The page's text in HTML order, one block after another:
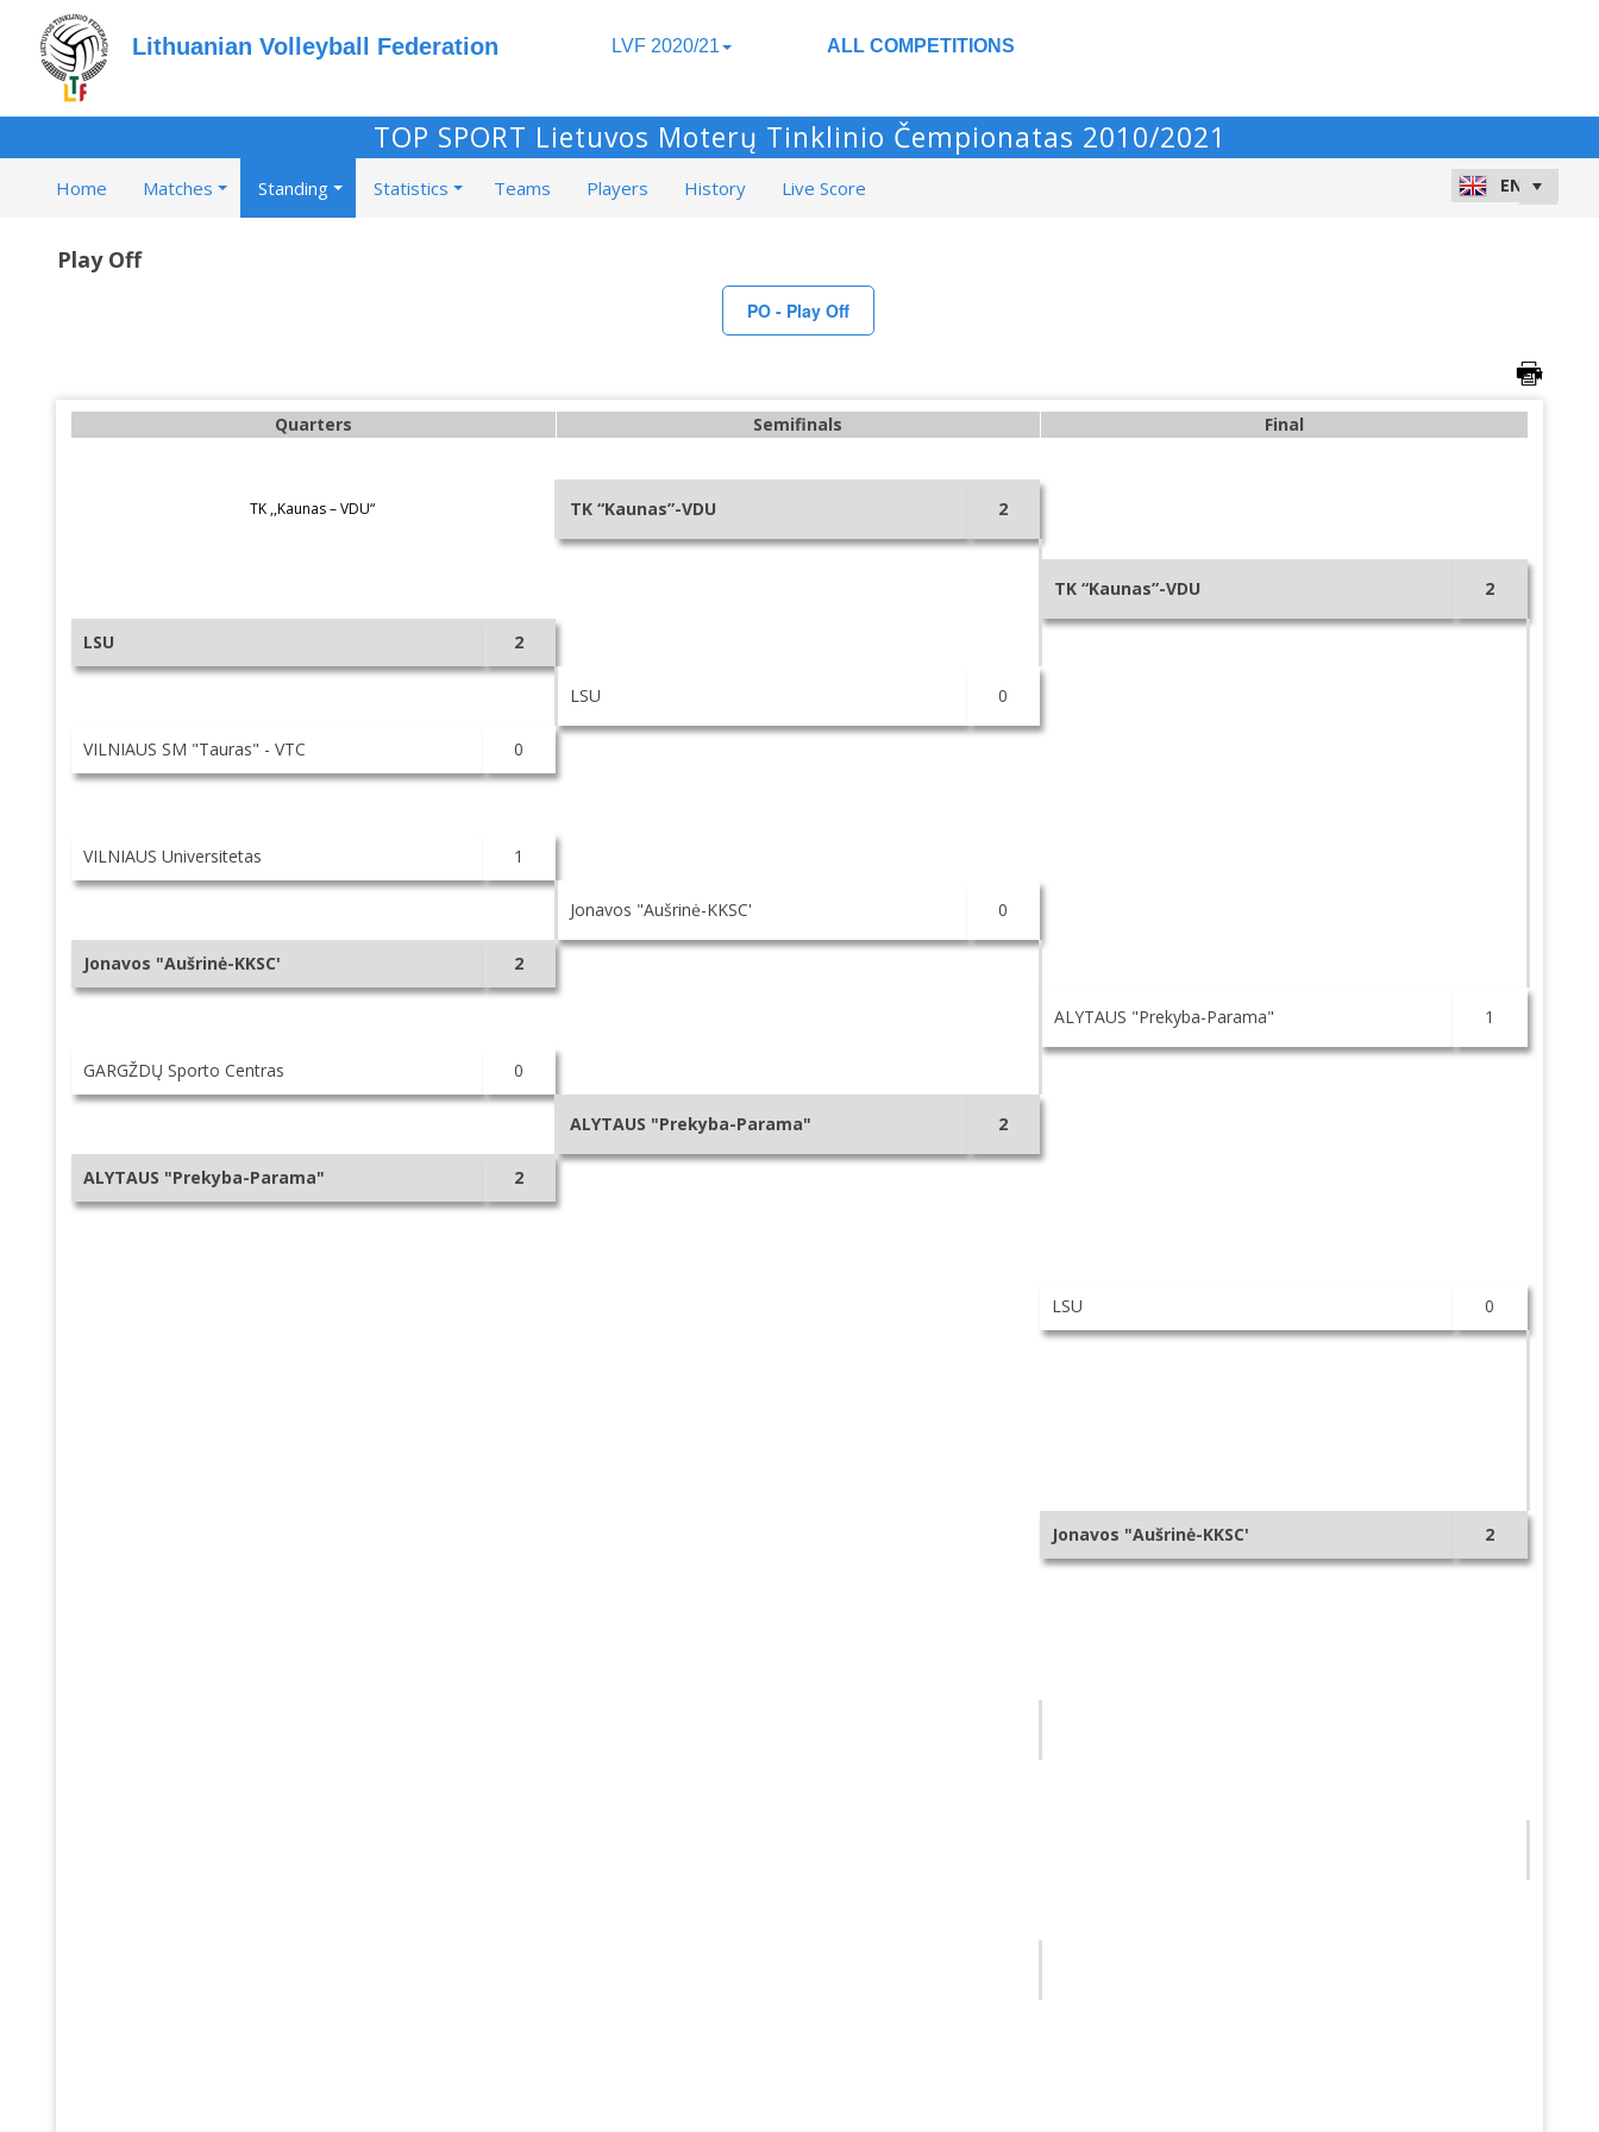
Lithuanian Volleyball Federation LVF 2020/21 ALL COMPETITIONS
TOP SPORT Lietuvos Moterų Tinklinio Čempionatas 2010/2021
Home Matches Standing Statistics Teams Players History Live Score
Play Off
PO - Play Off
Quarters Semifinals Final
TK ,,Kaunas – VDU“ TK “Kaunas”-VDU 2
TK “Kaunas”-VDU 2
LSU 2
LSU 0
VILNIAUS SM "Tauras" - VTC 0
VILNIAUS Universitetas 1
Jonavos "Aušrinė-KKSC' 0
Jonavos "Aušrinė-KKSC' 2
ALYTAUS "Prekyba-Parama" 1
GARGŽDŲ Sporto Centras 0
ALYTAUS "Prekyba-Parama" 2
ALYTAUS "Prekyba-Parama" 2
LSU 0
Jonavos "Aušrinė-KKSC' 2